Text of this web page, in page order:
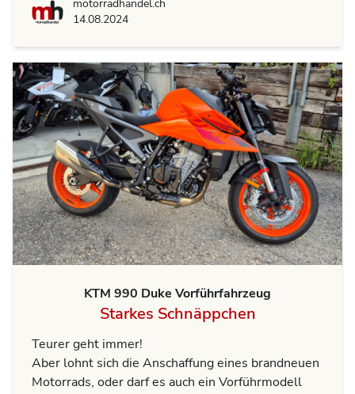
motorradhandel.ch
motorradhandel.ch
14.08.2024
KTM 990 Duke Vorführfahrzeug
Starkes Schnäppchen
Teurer geht immer!
Aber lohnt sich die Anschaffung eines brandneuen
Motorrads, oder darf es auch ein Vorführmodell